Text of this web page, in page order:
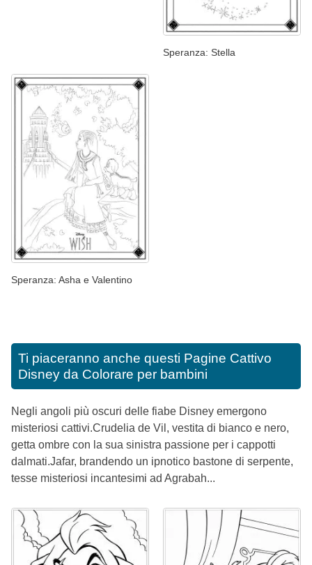
Speranza: Stella
Speranza: Asha e Valentino
Ti piaceranno anche questi Pagine Cattivo
Disney da Colorare per bambini
Negli angoli più oscuri delle fiabe Disney emergono
misteriosi cattivi.Crudelia de Vil, vestita di bianco e nero,
getta ombre con la sua sinistra passione per i cappotti
dalmati.Jafar, brandendo un ipnotico bastone di serpente,
tesse misteriosi incantesimi ad Agrabah...